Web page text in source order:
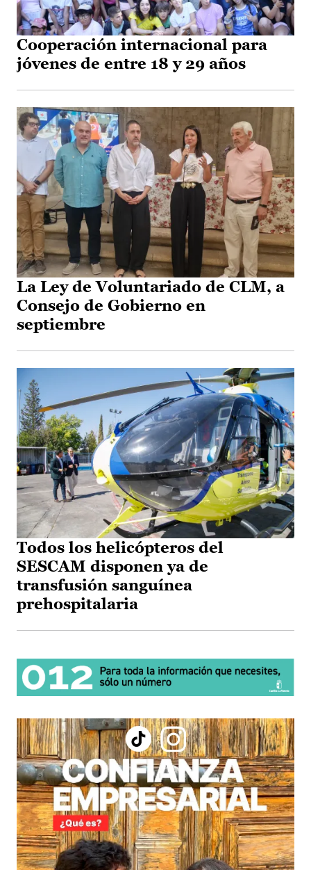
Cooperación internacional para
jóvenes de entre 18 y 29 años
La Ley de Voluntariado de CLM, a
Consejo de Gobierno en
septiembre
Todos los helicópteros del
SESCAM disponen ya de
transfusión sanguínea
prehospitalaria